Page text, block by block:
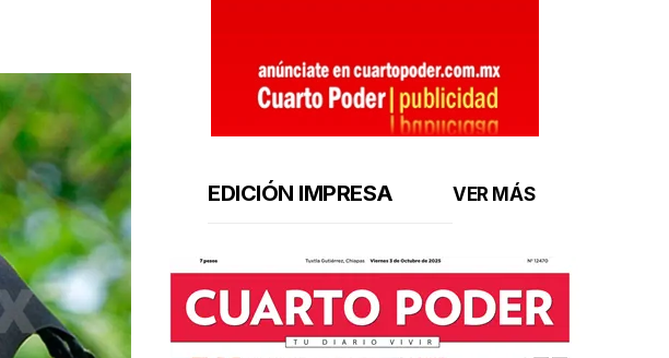
EDICIÓN IMPRESA VER MÁS